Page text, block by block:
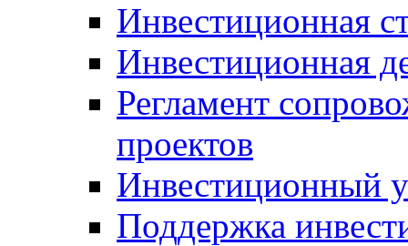
Инвестиционная
Инвестиционная
Регламент
проектов
Инвестиционный
Поддержка